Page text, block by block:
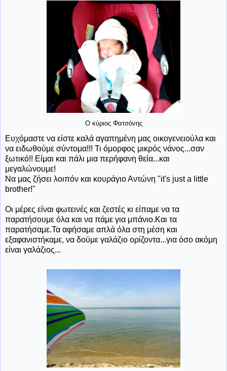
Ο κύριος Φατσόνης
Ευχόμαστε να είστε καλά αγαπημένη μας οικογενειούλα και
να ειδωθούμε σύντομα!!! Τι όμορφος μικρός νάνος...σαν
ξωτικό!! Είμαι και πάλι μια περήφανη θεία...και
μεγαλώνουμε!
Να μας ζήσει λοιπόν και κουράγιο Αντώνη "it's just a little
brother!"
Οι μέρες είναι φωτεινές και ζεστές κι είπαμε να τα
παρατήσουμε όλα και να πάμε για μπάνιο.Και τα
παρατήσαμε.Τα αφήσαμε απλά όλα στη μέση και
εξαφανιστήκαμε, να δούμε γαλάζιο ορίζοντα...για όσο ακόμη
είναι γαλάζιος...